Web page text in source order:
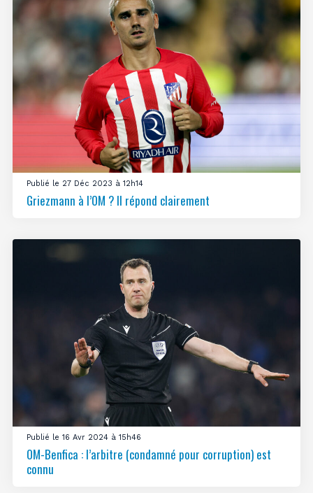
Publié le 27 Déc 2023 à 12h14
Griezmann à l’OM ? Il répond clairement
Publié le 16 Avr 2024 à 15h46
OM-Benfica : l’arbitre (condamné pour corruption) est
connu